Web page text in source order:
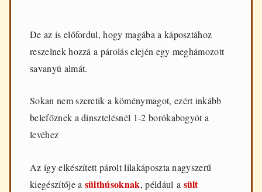
De az is előfordul, hogy magába a káposztához
reszelnek hozzá a párolás elején egy meghámozott
savanyú almát.
Sokan nem szeretik a köménymagot, ezért inkább
belefőznek a dinsztelésnél 1-2 borókabogyót a
levéhez
Az így elkészített párolt lilakáposzta nagyszerű
kiegészítője a sülthúsoknak, például a sült